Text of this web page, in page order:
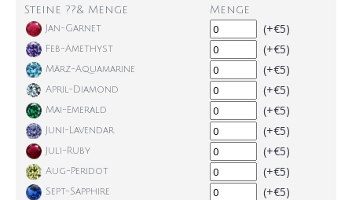
Steine ??& Menge Menge
Jan-Garnet (+€5)
Feb-Amethyst (+€5)
März-Aquamarine (+€5)
April-Diamond (+€5)
Mai-Emerald (+€5)
Juni-Lavendar (+€5)
Juli-Ruby (+€5)
Aug-Peridot (+€5)
Sept-Sapphire (+€5)